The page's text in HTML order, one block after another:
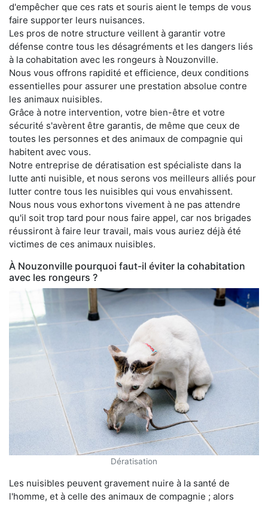
d'empêcher que ces rats et souris aient le temps de vous
faire supporter leurs nuisances.
Les pros de notre structure veillent à garantir votre
défense contre tous les désagréments et les dangers liés
à la cohabitation avec les rongeurs à Nouzonville.
Nous vous offrons rapidité et efficience, deux conditions
essentielles pour assurer une prestation absolue contre
les animaux nuisibles.
Grâce à notre intervention, votre bien-être et votre
sécurité s'avèrent être garantis, de même que ceux de
toutes les personnes et des animaux de compagnie qui
habitent avec vous.
Notre entreprise de dératisation est spécialiste dans la
lutte anti nuisible, et nous serons vos meilleurs alliés pour
lutter contre tous les nuisibles qui vous envahissent.
Nous nous vous exhortons vivement à ne pas attendre
qu'il soit trop tard pour nous faire appel, car nos brigades
réussiront à faire leur travail, mais vous auriez déjà été
victimes de ces animaux nuisibles.
À Nouzonville pourquoi faut-il éviter la cohabitation
avec les rongeurs ?
Dératisation
Les nuisibles peuvent gravement nuire à la santé de
l'homme, et à celle des animaux de compagnie ; alors